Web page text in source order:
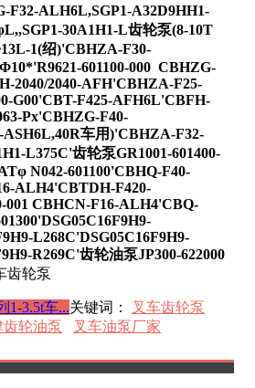
F32-ALH6L,SGP1-A32D9HH1-
30A1H1-L齿轮泵(8-10T
1(绍)'CBHZA-F30-
601100-000 CBHZG-
2040/2040-AFH'CBHZA-F25-
G00'CBT-F425-AFH6L'CBFH-
Px'CBHZG-F40-
车用)'CBHZA-F32-
L375C'齿轮泵GR1001-601400-
N042-601100'CBHQ-F40-
ALH4'CBTDH-F420-
001 CBHCN-F16-ALH4'CBQ-
L268C'DSG05C16F9H9-
R269C'齿轮油泵JP300-622000
1-3.5t车...关键词：
叉车齿轮泵
齿轮油泵 叉车油泵厂家